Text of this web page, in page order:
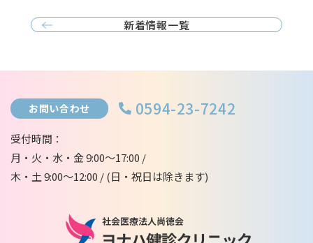
新着情報一覧
お問い合わせ 0594-23-7242
受付時間：
月・火・水・金 9:00～17:00 /
木・土 9:00～12:00 / (日・祝日は除きます)